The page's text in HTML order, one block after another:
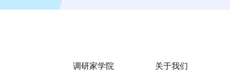
调研家学院 关于我们